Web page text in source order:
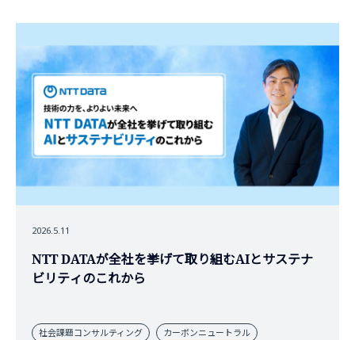
2026.5.11
NTT DATAが全社を挙げて取り組むAIとサステナ
ビリティのこれから
社会課題コンサルティング カーボンニュートラル